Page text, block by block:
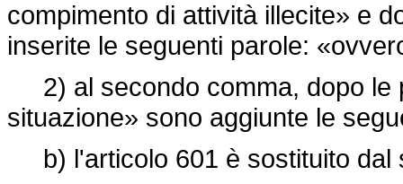
compimento di attività illecite» e
inserite le seguenti parole:
2) al secondo comma, dopo le
situazione» sono aggiunte le
b) l'articolo 601 è sostituito dal